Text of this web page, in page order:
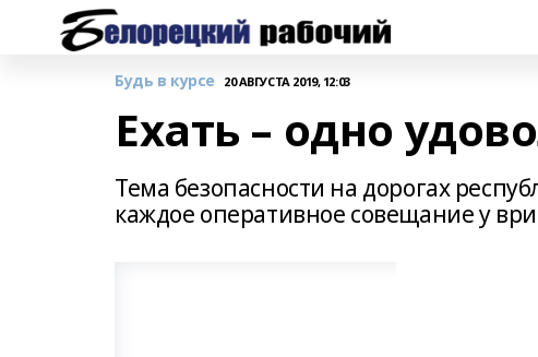
Будь в курсе 20 АВГУСТА 2019, 12:03
Ехать – одно
Тема безопасности на дорогах
каждое оперативное совещание у